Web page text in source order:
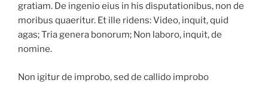
gratiam. De ingenio eius in his disputationibus, non de
moribus quaeritur. Et ille ridens: Video, inquit, quid
agas; Tria genera bonorum; Non laboro, inquit, de
nomine.
Non igitur de improbo, sed de callido improbo